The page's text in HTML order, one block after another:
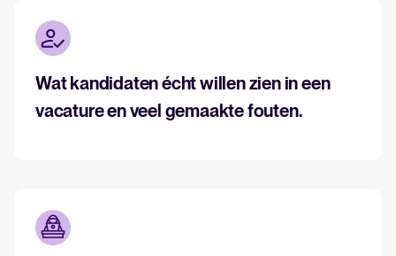
Wat kandidaten écht willen zien in een
vacature en veel gemaakte fouten.